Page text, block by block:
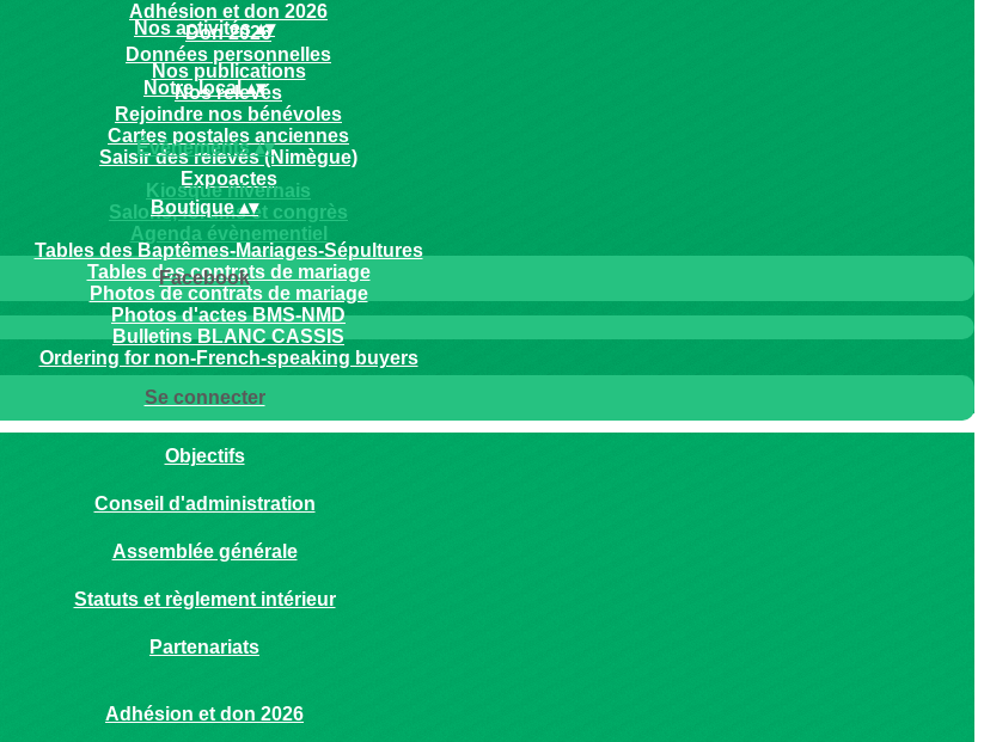
Adhésion et don 2026
Don 2026
Données personnelles
Nos activités▴▾
Nos publications
Nos relevés
Rejoindre nos bénévoles
Cartes postales anciennes
Saisir des relevés (Nimègue)
Expoactes
Notre local▴▾
Évènements▴▾
Kiosque nivernais
Salons, forums et congrès
Agenda évènementiel
Galerie photos
Boutique▴▾
Tables des Baptêmes-Mariages-Sépultures
Tables des contrats de mariage
Photos de contrats de mariage
Photos d'actes BMS-NMD
Bulletins BLANC CASSIS
Ordering for non-French-speaking buyers
Facebook
Se connecter
Objectifs
Conseil d'administration
Assemblée générale
Statuts et règlement intérieur
Partenariats
Adhésion et don 2026